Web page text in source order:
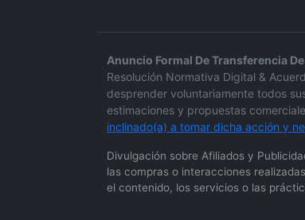
Anuncio Formal De Transferencia
Resolución Normativa Digital &
desprender voluntariamente todos
estimaciones y propuestas
inclinado(a) a tomar dicha acción y
Divulgación sobre Afiliados y
las compras o interacciones
el contenido, los servicios o las